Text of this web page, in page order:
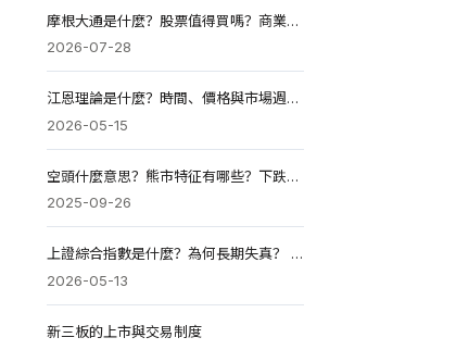
摩根大通是什麼？股票值得買嗎？商業模式、ROE優勢與投資邏輯
2026-07-28
江恩理論是什麼？時間、價格與市場週期邏輯（2026教學）
2026-05-15
空頭什麼意思？熊市特征有哪些？下跌如何操作並獲利？
2025-09-26
上證綜合指數是什麼？為何長期失真？ 4200點意味著什麼？
2026-05-13
新三板的上市與交易制度